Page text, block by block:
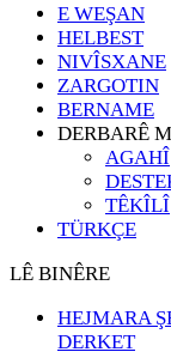
E WEŞAN
HELBEST
NIVÎSXANE
ZARGOTIN
BERNAME
DERBARÊ
AGAHÎ
TÊKÎLÎ
TÜRKÇE
LÊ BINÊRE
HEJMARA
DERKET